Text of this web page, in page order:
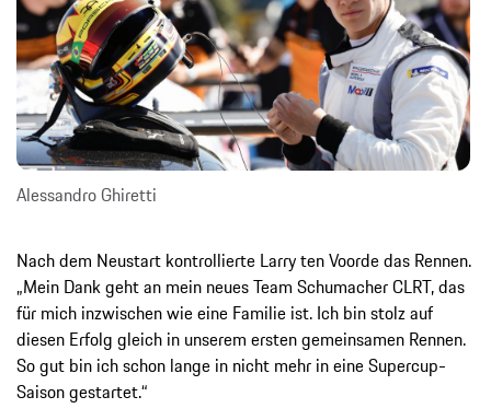
Alessandro Ghiretti
Nach dem Neustart kontrollierte Larry ten Voorde das Rennen.
„Mein Dank geht an mein neues Team Schumacher CLRT, das
für mich inzwischen wie eine Familie ist. Ich bin stolz auf
diesen Erfolg gleich in unserem ersten gemeinsamen Rennen.
So gut bin ich schon lange in nicht mehr in eine Supercup-
Saison gestartet.“